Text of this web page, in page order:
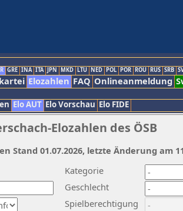
GRE INA ITA JPN MKD LTU NED POL POR ROU RUS SRB
Elozahlen FAQ Onlineanmeldung
Elo AUT Elo Vorschau Elo FIDE
Elozahlen des ÖSB
Kategorie
Geschlecht
Spielberechtigung
Stand 01.07.2026, letzte Änderung am